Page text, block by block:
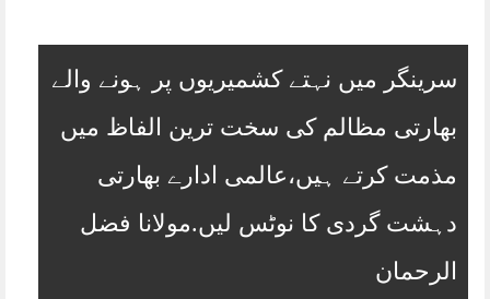
سرینگر میں نہتے کشمیریوں پر ہونے والے
بھارتی مظالم کی سخت ترین الفاظ میں
مذمت کرتے ہیں،عالمی ادارے بھارتی
دہشت گردی کا نوٹس لیں.مولانا فضل
الرحمان